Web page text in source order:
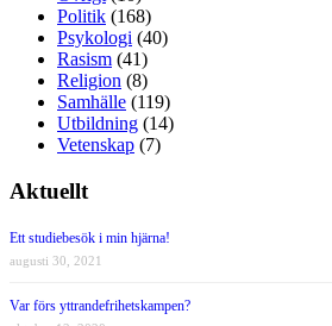
Politik (168)
Psykologi (40)
Rasism (41)
Religion (8)
Samhälle (119)
Utbildning (14)
Vetenskap (7)
Aktuellt
Ett studiebesök i min hjärna!
augusti 30, 2021
Var förs yttrandefrihetskampen?